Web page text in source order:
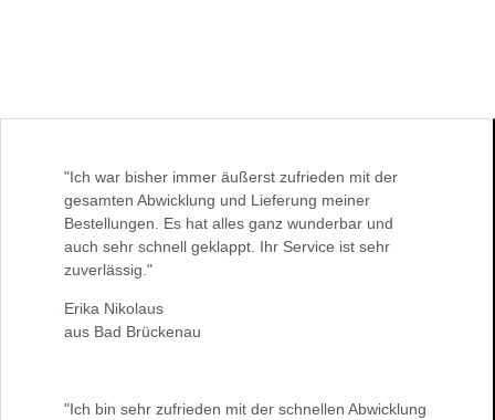
"Ich war bisher immer äußerst zufrieden mit der
gesamten Abwicklung und Lieferung meiner
Bestellungen. Es hat alles ganz wunderbar und
auch sehr schnell geklappt. Ihr Service ist sehr
zuverlässig."
Erika Nikolaus
aus Bad Brückenau
"Ich bin sehr zufrieden mit der schnellen Abwicklung